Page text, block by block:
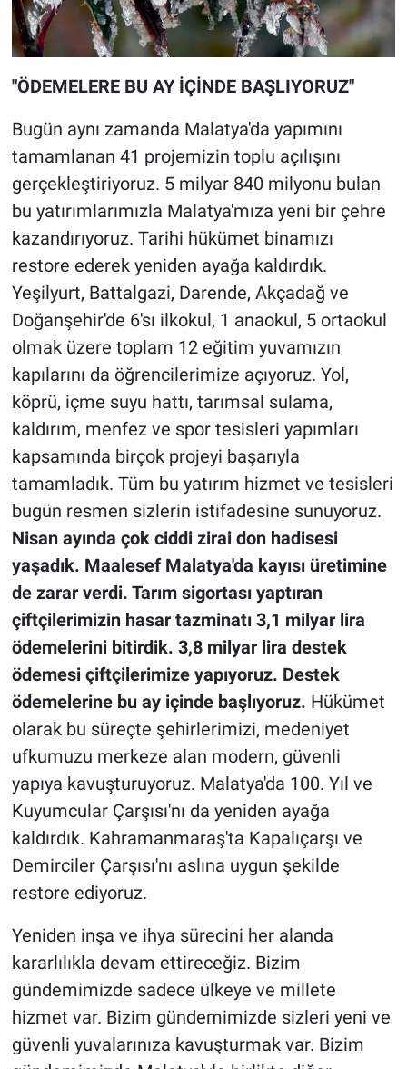
"ÖDEMELERE BU AY İÇİNDE BAŞLIYORUZ"
Bugün aynı zamanda Malatya'da yapımını
tamamlanan 41 projemizin toplu açılışını
gerçekleştiriyoruz. 5 milyar 840 milyonu bulan
bu yatırımlarımızla Malatya'mıza yeni bir çehre
kazandırıyoruz. Tarihi hükümet binamızı
restore ederek yeniden ayağa kaldırdık.
Yeşilyurt, Battalgazi, Darende, Akçadağ ve
Doğanşehir'de 6'sı ilkokul, 1 anaokul, 5 ortaokul
olmak üzere toplam 12 eğitim yuvamızın
kapılarını da öğrencilerimize açıyoruz. Yol,
köprü, içme suyu hattı, tarımsal sulama,
kaldırım, menfez ve spor tesisleri yapımları
kapsamında birçok projeyi başarıyla
tamamladık. Tüm bu yatırım hizmet ve tesisleri
bugün resmen sizlerin istifadesine sunuyoruz.
Nisan ayında çok ciddi zirai don hadisesi
yaşadık. Maalesef Malatya'da kayısı üretimine
de zarar verdi. Tarım sigortası yaptıran
çiftçilerimizin hasar tazminatı 3,1 milyar lira
ödemelerini bitirdik. 3,8 milyar lira destek
ödemesi çiftçilerimize yapıyoruz. Destek
ödemelerine bu ay içinde başlıyoruz. Hükümet
olarak bu süreçte şehirlerimizi, medeniyet
ufkumuzu merkeze alan modern, güvenli
yapıya kavuşturuyoruz. Malatya'da 100. Yıl ve
Kuyumcular Çarşısı'nı da yeniden ayağa
kaldırdık. Kahramanmaraş'ta Kapalıçarşı ve
Demirciler Çarşısı'nı aslına uygun şekilde
restore ediyoruz.
Yeniden inşa ve ihya sürecini her alanda
kararlılıkla devam ettireceğiz. Bizim
gündemimizde sadece ülkeye ve millete
hizmet var. Bizim gündemimizde sizleri yeni ve
güvenli yuvalarınıza kavuşturmak var. Bizim